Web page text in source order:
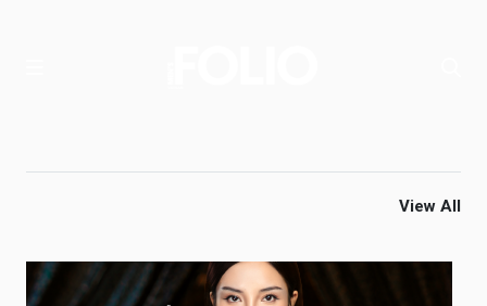
View All